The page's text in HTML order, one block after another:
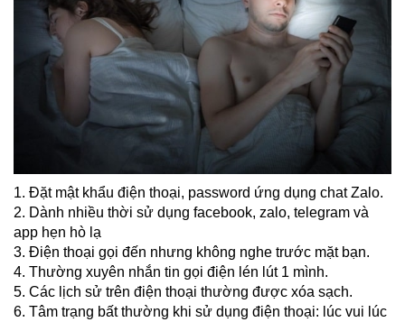
1. Đặt mật khẩu điện thoại, password ứng dụng chat Zalo.
2. Dành nhiều thời sử dụng facebook, zalo, telegram và
app hẹn hò lạ
3. Điện thoại gọi đến nhưng không nghe trước mặt bạn.
4. Thường xuyên nhắn tin gọi điện lén lút 1 mình.
5. Các lịch sử trên điện thoại thường được xóa sạch.
6. Tâm trạng bất thường khi sử dụng điện thoại: lúc vui lúc